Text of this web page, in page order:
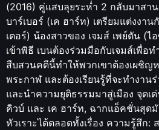
(2016) คู่แสบลุยระห่ำ 2 กลับมาสา
บาร์เบอร์ (เค ฮาร์ท) เตรียมแต่งงา
เตอร์) น้องสาวของ เจมส์ เพย์ตัน (
เข้าพิธี เบนต้องร่วมมือกับเจมส์เพื่อ
สืบสวนคดีนี้ทำให้พวกเขาต้องเผชิ
พระกาฬ และต้องเรียนรู้ที่จะทำงาน
และนำความยุติธรรมมาสู่เมือง จุดเ
คิวบ์ และ เค ฮาร์ท, ฉากแอ็คชั่นสุด
หัวเราะได้ตลอดทั้งเรื่อง ความรู้สึก: